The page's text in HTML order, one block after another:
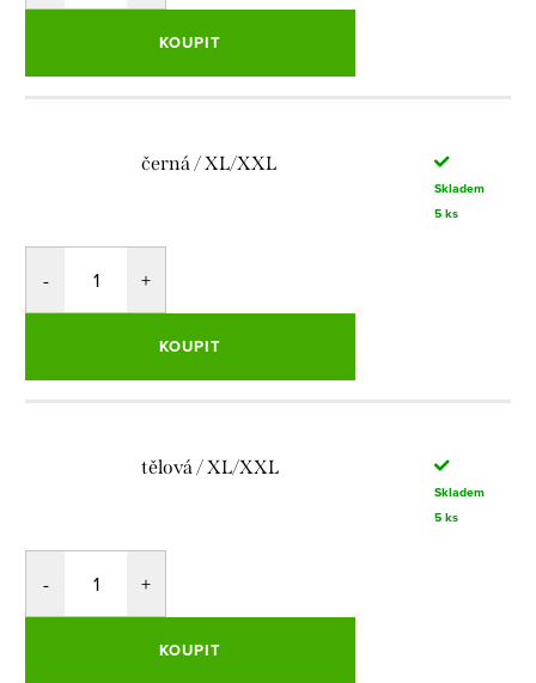
KOUPIT
černá / XL/XXL
Skladem
5 ks
KOUPIT
tělová / XL/XXL
Skladem
5 ks
KOUPIT